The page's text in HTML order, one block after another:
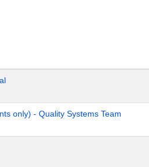
only) - Quality Systems Team